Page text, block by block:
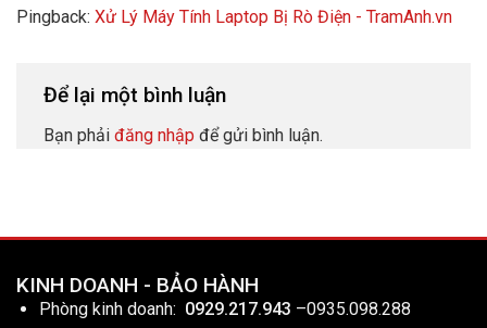
Pingback: Xử Lý Máy Tính Laptop Bị Rò Điện - TramAnh.vn
Để lại một bình luận
Bạn phải đăng nhập để gửi bình luận.
KINH DOANH - BẢO HÀNH
Phòng kinh doanh: 0929.217.943 –0935.098.288